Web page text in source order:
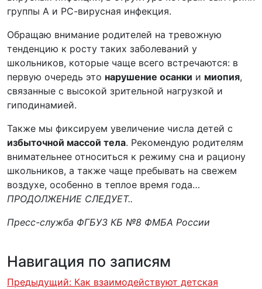
группы А и РС-вирусная инфекция.
Обращаю внимание родителей на тревожную
тенденцию к росту таких заболеваний у
школьников, которые чаще всего встречаются: в
первую очередь это нарушение осанки и миопия,
связанные с высокой зрительной нагрузкой и
гиподинамией.
Также мы фиксируем увеличение числа детей с
избыточной массой тела. Рекомендую родителям
внимательнее относиться к режиму сна и рациону
школьников, а также чаще пребывать на свежем
воздухе, особенно в теплое время года…
ПРОДОЛЖЕНИЕ СЛЕДУЕТ..
Пресс-служба ФГБУЗ КБ №8 ФМБА России
Навигация по записям
Предыдущий: Как взаимодействуют детская